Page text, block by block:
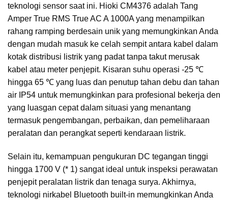
teknologi sensor saat ini. Hioki CM4376 adalah Tang
Amper True RMS True AC A 1000A yang menampilkan
rahang ramping berdesain unik yang memungkinkan Anda
dengan mudah masuk ke celah sempit antara kabel dalam
kotak distribusi listrik yang padat tanpa takut merusak
kabel atau meter penjepit. Kisaran suhu operasi -25 ℃
hingga 65 ℃ yang luas dan penutup tahan debu dan tahan
air IP54 untuk memungkinkan para profesional bekerja den
yang luasgan cepat dalam situasi yang menantang
termasuk pengembangan, perbaikan, dan pemeliharaan
peralatan dan perangkat seperti kendaraan listrik.
Selain itu, kemampuan pengukuran DC tegangan tinggi
hingga 1700 V (* 1) sangat ideal untuk inspeksi perawatan
penjepit peralatan listrik dan tenaga surya. Akhirnya,
teknologi nirkabel Bluetooth built-in memungkinkan Anda